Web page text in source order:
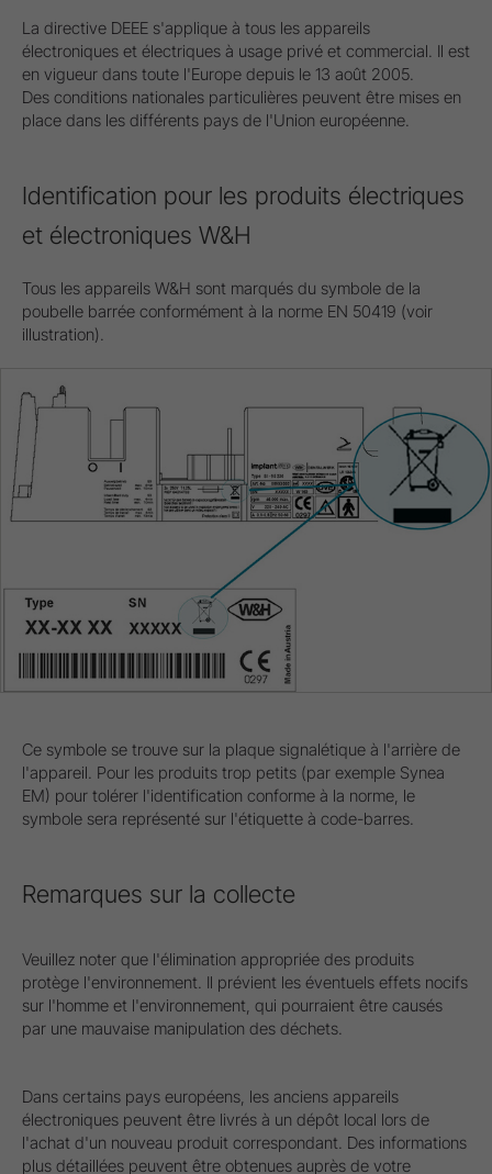
La directive DEEE s'applique à tous les appareils
électroniques et électriques à usage privé et commercial. Il est
en vigueur dans toute l'Europe depuis le 13 août 2005.
Des conditions nationales particulières peuvent être mises en
place dans les différents pays de l'Union européenne.
Identification pour les produits électriques
et électroniques W&H
Tous les appareils W&H sont marqués du symbole de la
poubelle barrée conformément à la norme EN 50419 (voir
illustration).
Ce symbole se trouve sur la plaque signalétique à l'arrière de
l'appareil. Pour les produits trop petits (par exemple Synea
EM) pour tolérer l'identification conforme à la norme, le
symbole sera représenté sur l'étiquette à code-barres.
Remarques sur la collecte
Veuillez noter que l'élimination appropriée des produits
protège l'environnement. Il prévient les éventuels effets nocifs
sur l'homme et l'environnement, qui pourraient être causés
par une mauvaise manipulation des déchets.
Dans certains pays européens, les anciens appareils
électroniques peuvent être livrés à un dépôt local lors de
l'achat d'un nouveau produit correspondant. Des informations
plus détaillées peuvent être obtenues auprès de votre